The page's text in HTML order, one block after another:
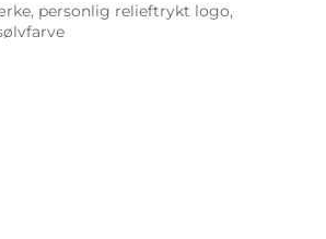
personlig relieftrykt logo,